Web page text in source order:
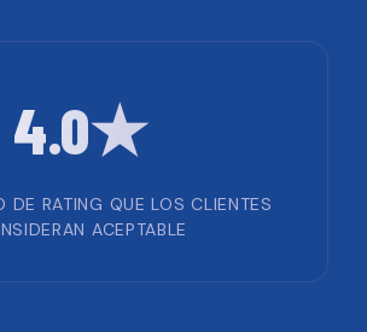
4.0★
DE RATING QUE LOS CLIENTES
ACEPTABLE